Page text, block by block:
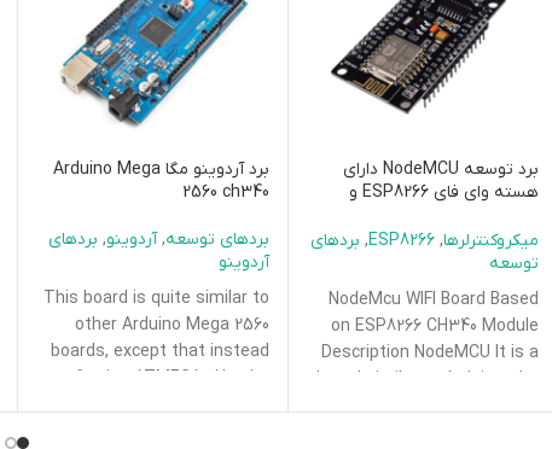
برد توسعه NodeMCU دارای
هسته وای فای ESP8266 و
میکروکنترلرها,
ESP8266
, بردهای
توسعه
NodeMcu WIFI Board Based
on ESP8266 CH340 Module
Description NodeMCU It is a
board similar to Arduino, the
difference is
برد آردوینو مگا Arduino Mega
2560 ch340
بردهای توسعه, آردوینو, بردهای
آردوینو
This board is quite similar to
other Arduino Mega 2560
boards, except that instead
of using ATMEGA16U2, the